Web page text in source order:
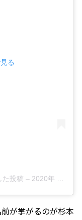
る
た投稿 – 2020年 1月月7日午前12時33分PST
が挙がるのが杉本